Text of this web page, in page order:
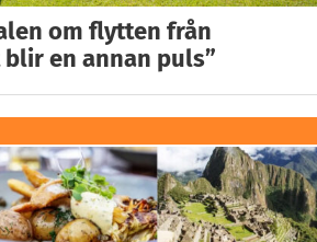
om flytten från
blir en annan puls”